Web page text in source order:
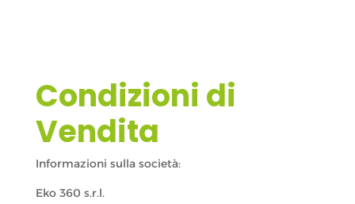
Condizioni di
Vendita
Informazioni sulla società:
Eko 360 s.r.l.